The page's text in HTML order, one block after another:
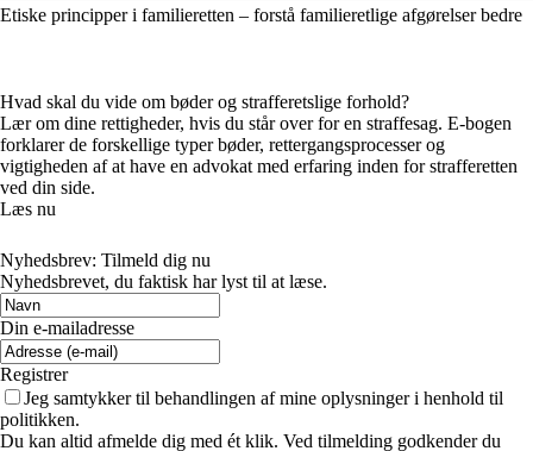
Etiske principper i familieretten – forstå familieretlige afgørelser bedre
Hvad skal du vide om bøder og strafferetslige forhold?
Lær om dine rettigheder, hvis du står over for en straffesag. E-bogen
forklarer de forskellige typer bøder, rettergangsprocesser og
vigtigheden af at have en advokat med erfaring inden for strafferetten
ved din side.
Læs nu
Nyhedsbrev: Tilmeld dig nu
Nyhedsbrevet, du faktisk har lyst til at læse.
Din e-mailadresse
Registrer
Jeg samtykker til behandlingen af mine oplysninger i henhold til
politikken.
Du kan altid afmelde dig med ét klik. Ved tilmelding godkender du